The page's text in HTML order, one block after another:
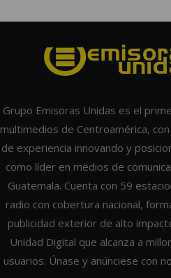
Grupo Emisoras Unidas es el
multimedios de Centroamérica,
de experiencia innovando y
como líder en medios de
Guatemala. Cuenta con 59
radio con cobertura nacional,
publicidad exterior de alto
Unidad Digital que alcanza a
usuarios. Únase y anúnciese con